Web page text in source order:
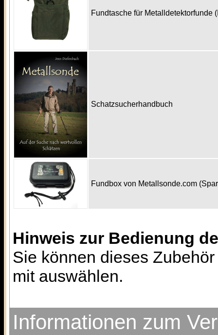
Fundtasche für
Schatzsucherhandbuch
Fundbox von Metallsonde.com
Hinweis zur Bedienung
Sie können dieses
mit auswählen.
Informationen zum